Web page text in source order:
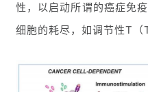
性，以启动所谓的癌症免
细胞的耗尽，如调节性T（